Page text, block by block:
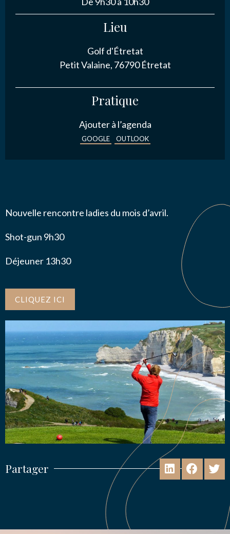
Lieu
Golf d'Étretat
Petit Valaine, 76790 Étretat
Pratique
Ajouter à l’agenda
GOOGLE OUTLOOK
Nouvelle rencontre ladies du mois d’avril.
Shot-gun 9h30
Déjeuner 13h30
CLIQUEZ ICI
Partager
NOUS CONTACTER
J’autorise l'association ASS SPORTIVE GOLF
ETRETAT à enregistrer mes données.